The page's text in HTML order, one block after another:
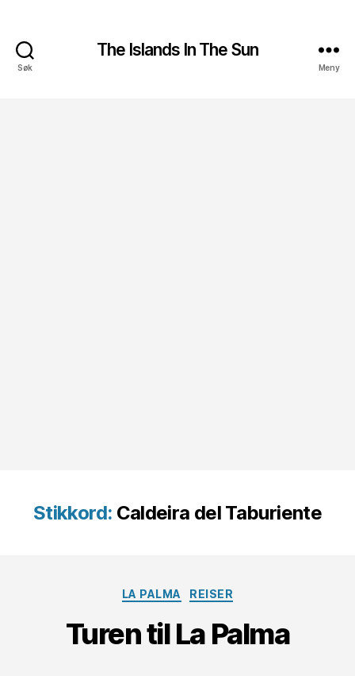
Søk
The Islands In The Sun
Meny
Stikkord: Caldeira del Taburiente
Kategorier
LA PALMA REISER
Turen til La Palma